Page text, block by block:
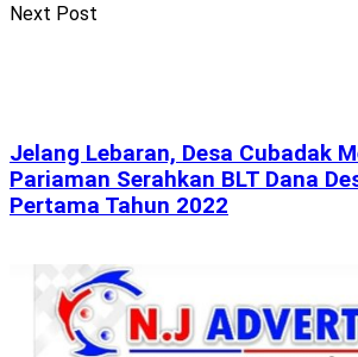
Next Post
Jelang Lebaran, Desa Cubadak
Pariaman Serahkan BLT Dana
Pertama Tahun 2022